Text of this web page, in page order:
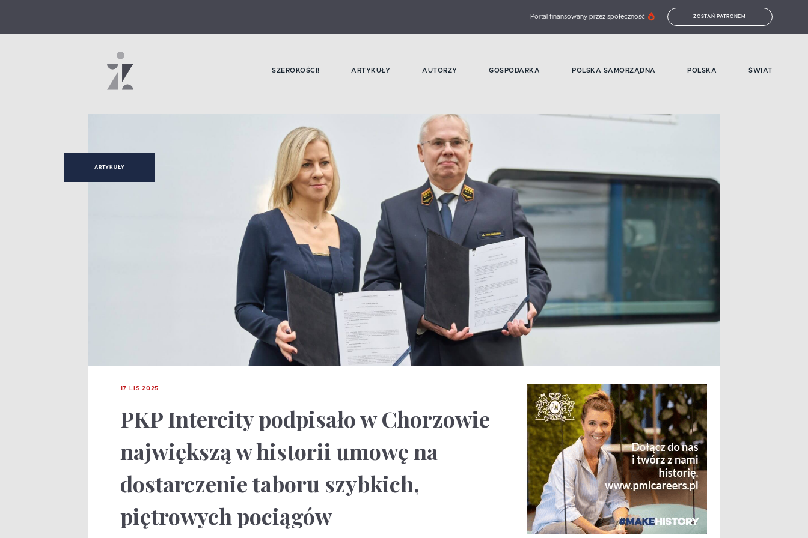
Portal finansowany przez społeczność ZOSTAŃ PATRONEM
SZEROKOŚCI! ARTYKUŁY AUTORZY GOSPODARKA POLSKA SAMORZĄDNA POLSKA ŚWIAT
ARTYKUŁY
17 LIS 2025
PKP Intercity podpisało w Chorzowie
największą w historii umowę na
dostarczenie taboru szybkich,
piętrowych pociągów